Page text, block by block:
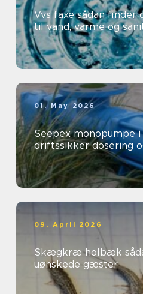
Vvs faxe sådan finder du den rette hjælp
til vand, varme og
01. May 2026
Seepex monopumpe
driftssikker dosering
09. April 2026
Skægkræ holbæk sådan håndterer du de
uønskede gæster